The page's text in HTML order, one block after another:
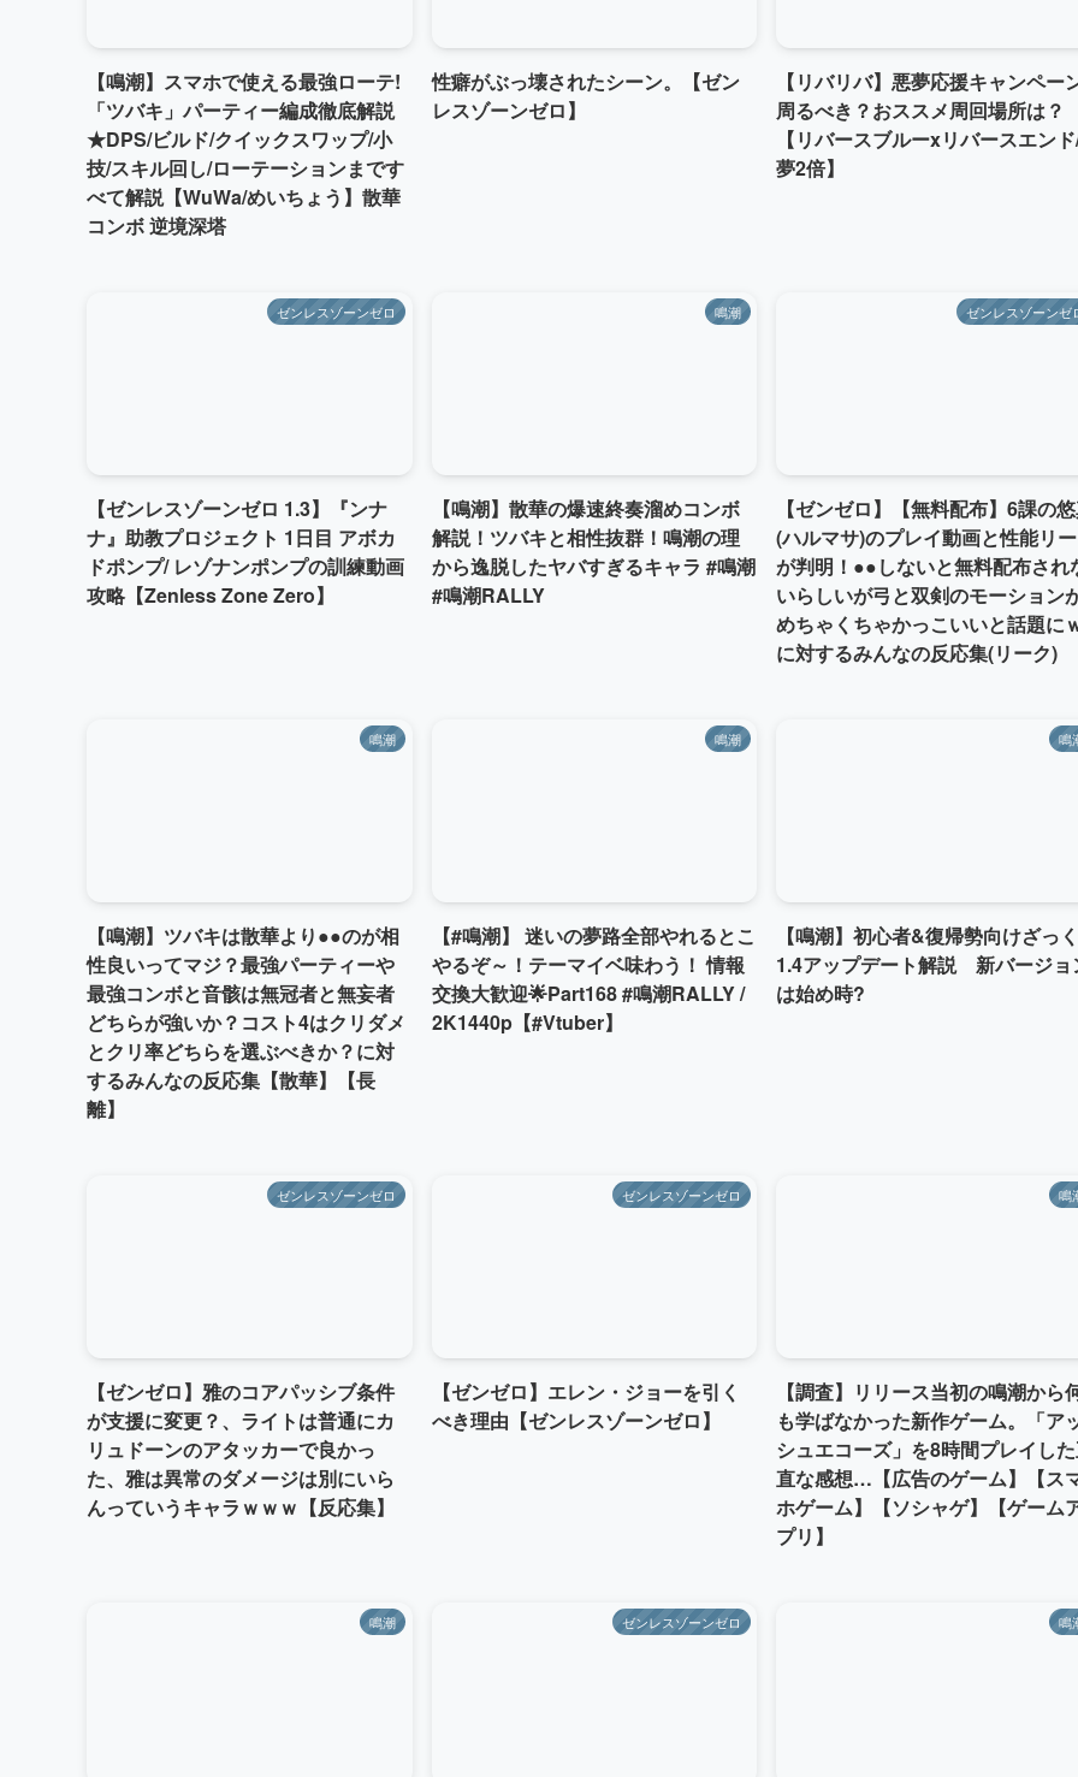
【鳴潮】スマホで使える最強ローテ!
「ツバキ」パーティー編成徹底解説
★DPS/ビルド/クイックスワップ/小
技/スキル回し/ローテーションまです
べて解説【WuWa/めいちょう】散華
コンボ 逆境深塔
性癖がぶっ壊されたシーン。【ゼン
レスゾーンゼロ】
【リバリバ】悪夢応援キャンペー
周るべき？おススメ周回場所は？
【リバースブルーxリバースエン
夢2倍】
ゼンレスゾーンゼロ
【ゼンレスゾーンゼロ 1.3】『ンナ
ナ』助教プロジェクト 1日目 アボカ
ドポンプ/ レゾナンポンプの訓練動画
攻略【Zenless Zone Zero】
鳴潮
【鳴潮】散華の爆速終奏溜めコンボ
解説！ツバキと相性抜群！鳴潮の理
から逸脱したヤバすぎるキャラ #鳴潮
#鳴潮RALLY
ゼンレスゾーンゼ
【ゼンゼロ】【無料配布】6課の
(ハルマサ)のプレイ動画と性能リ
が判明！●●しないと無料配布され
いらしいが弓と双剣のモーション
めちゃくちゃかっこいいと話題に
に対するみんなの反応集(リーク)
鳴潮
【鳴潮】ツバキは散華より●●のが相
性良いってマジ？最強パーティーや
最強コンボと音骸は無冠者と無妄者
どちらが強いか？コスト4はクリダメ
とクリ率どちらを選ぶべきか？に対
するみんなの反応集【散華】【長
離】
鳴潮
【#鳴潮】 迷いの夢路全部やれるとこ
やるぞ～！テーマイベ味わう！ 情報
交換大歓迎🌟Part168 #鳴潮RALLY /
2K1440p【#Vtuber】
鳴
【鳴潮】初心者&復帰勢向けざっ
1.4アップデート解説 新バージョ
は始め時?
ゼンレスゾーンゼロ
【ゼンゼロ】雅のコアパッシブ条件
が支援に変更？、ライトは普通にカ
リュドーンのアタッカーで良かっ
た、雅は異常のダメージは別にいら
んっていうキャラｗｗｗ【反応集】
ゼンレスゾーンゼロ
【ゼンゼロ】エレン・ジョーを引く
べき理由【ゼンレスゾーンゼロ】
鳴
【調査】リリース当初の鳴潮から
も学ばなかった新作ゲーム。「ア
シュエコーズ」を8時間プレイし
直な感想…【広告のゲーム】【ス
ホゲーム】【ソシャゲ】【ゲーム
プリ】
鳴潮 ゼンレスゾーンゼロ 鳴